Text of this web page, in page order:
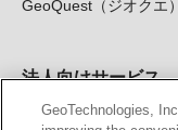
GeoQuest（ジオクエ）
法人向けサービス
法人向け地図・位置
GeoTechnologies,